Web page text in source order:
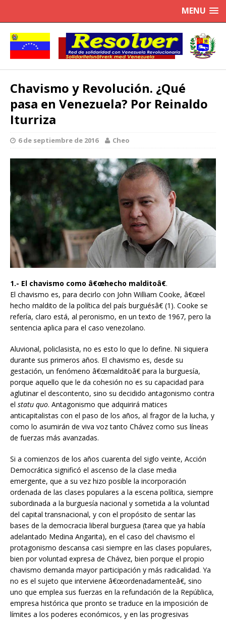
MENU
Chavismo y Revolución. ¿Qué
pasa en Venezuela? Por Reinaldo
Iturriza
6 de septiembre de 2016 Cheo
1.- El chavismo como â€œhecho malditoâ€.
El chavismo es, para decirlo con John William Cooke, â€œel
hecho maldito de la política del país burguésâ€ (1). Cooke se
refería, claro está, al peronismo, en un texto de 1967, pero la
sentencia aplica para el caso venezolano.
Aluvional, policlasista, no es esto lo que lo define. Ni siquiera
durante sus primeros años. El chavismo es, desde su
gestación, un fenómeno â€œmalditoâ€ para la burguesía,
porque aquello que le da cohesión no es su capacidad para
aglutinar el descontento, sino su decidido antagonismo contra
el statu quo. Antagonismo que adquirirá matices
anticapitalistas con el paso de los años, al fragor de la lucha, y
como lo asumirán de viva voz tanto Chávez como sus líneas
de fuerzas más avanzadas.
Si a comienzos de los años cuarenta del siglo veinte, Acción
Democrática significó el ascenso de la clase media
emergente, que a su vez hizo posible la incorporación
ordenada de las clases populares a la escena política, siempre
subordinada a la burguesía nacional y sometida a la voluntad
del capital transnacional, y con el propósito de sentar las
bases de la democracia liberal burguesa (tarea que ya había
adelantado Medina Angarita), en el caso del chavismo el
protagonismo descansa casi siempre en las clases populares,
bien por voluntad expresa de Chávez, bien porque el propio
chavismo demanda mayor participación y más radicalidad. Ya
no es el sujeto que interviene â€œordenadamenteâ€, sino
uno que emplea sus fuerzas en la refundación de la República,
empresa histórica que pronto se traduce en la imposición de
límites a los poderes económicos, y en las progresivas